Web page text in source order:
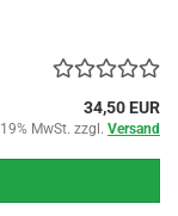
34,50 EUR
MwSt. zzgl. Versand